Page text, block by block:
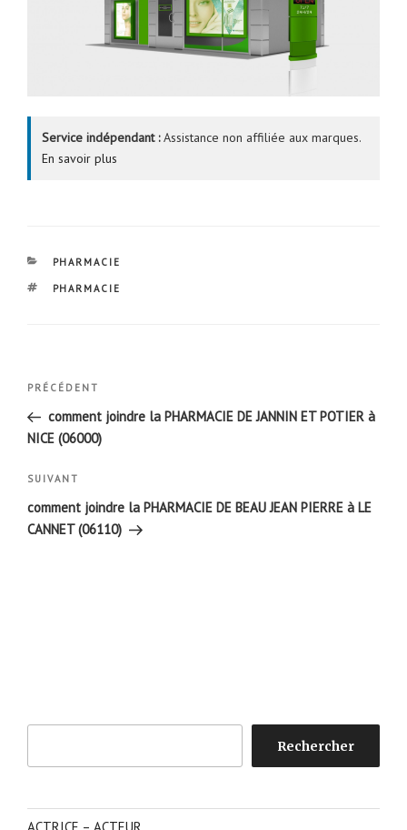
Service indépendant :Assistance non affiliée aux marques.
En savoir plus
CATÉGORIES
PHARMACIE
ÉTIQUETTES
PHARMACIE
Navigation
l’article
Article
précédent
PRÉCÉDENT
comment joindre la PHARMACIE DE JANNIN ET POTIER à
NICE (06000)
Article
suivant
SUIVANT
comment joindre la PHARMACIE DE BEAU JEAN PIERRE à LE
CANNET (06110)
Rechercher